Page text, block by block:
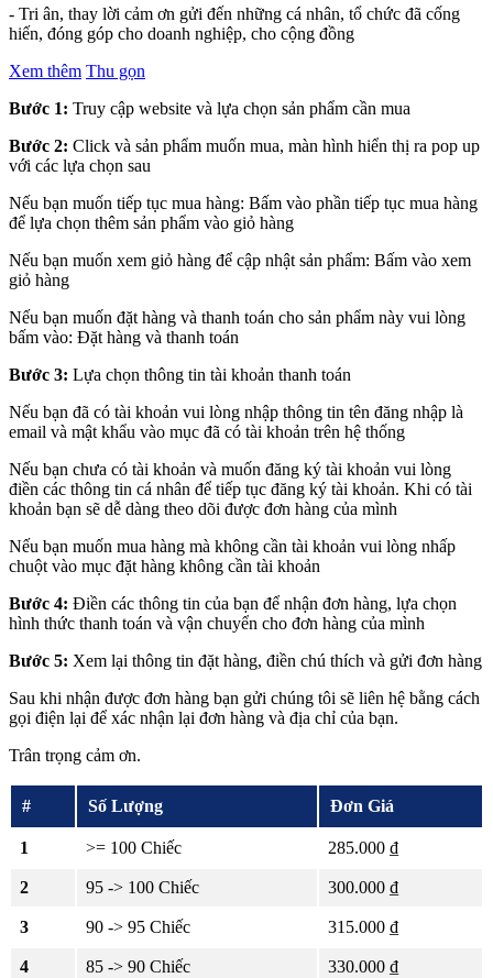
- Tri ân, thay lời cảm ơn gửi đến những cá nhân, tổ chức đã cống
hiến, đóng góp cho doanh nghiệp, cho cộng đồng
Xem thêm Thu gọn
Bước 1: Truy cập website và lựa chọn sản phẩm cần mua
Bước 2: Click và sản phẩm muốn mua, màn hình hiển thị ra pop up
với các lựa chọn sau
Nếu bạn muốn tiếp tục mua hàng: Bấm vào phần tiếp tục mua hàng
để lựa chọn thêm sản phẩm vào giỏ hàng
Nếu bạn muốn xem giỏ hàng để cập nhật sản phẩm: Bấm vào xem
giỏ hàng
Nếu bạn muốn đặt hàng và thanh toán cho sản phẩm này vui lòng
bấm vào: Đặt hàng và thanh toán
Bước 3: Lựa chọn thông tin tài khoản thanh toán
Nếu bạn đã có tài khoản vui lòng nhập thông tin tên đăng nhập là
email và mật khẩu vào mục đã có tài khoản trên hệ thống
Nếu bạn chưa có tài khoản và muốn đăng ký tài khoản vui lòng
điền các thông tin cá nhân để tiếp tục đăng ký tài khoản. Khi có tài
khoản bạn sẽ dễ dàng theo dõi được đơn hàng của mình
Nếu bạn muốn mua hàng mà không cần tài khoản vui lòng nhấp
chuột vào mục đặt hàng không cần tài khoản
Bước 4: Điền các thông tin của bạn để nhận đơn hàng, lựa chọn
hình thức thanh toán và vận chuyển cho đơn hàng của mình
Bước 5: Xem lại thông tin đặt hàng, điền chú thích và gửi đơn hàng
Sau khi nhận được đơn hàng bạn gửi chúng tôi sẽ liên hệ bằng cách
gọi điện lại để xác nhận lại đơn hàng và địa chỉ của bạn.
Trân trọng cảm ơn.
# Số Lượng Đơn Giá
1 >= 100 Chiếc 285.000 ₫
2 95 -> 100 Chiếc 300.000 ₫
3 90 -> 95 Chiếc 315.000 ₫
4 85 -> 90 Chiếc 330.000 ₫